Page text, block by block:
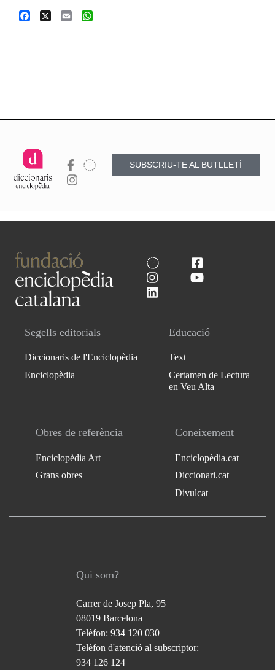
Facebook Email
SUBSCRIU-TE AL BUTLLETÍ
Segells editorials
Diccionaris de l'Enciclopèdia
Enciclopèdia
Educació
Text
Certamen de Lectura
en Veu Alta
Obres de referència
Enciclopèdia Art
Grans obres
Coneixement
Enciclopèdia.cat
Diccionari.cat
Divulcat
Qui som?
Carrer de Josep Pla, 95
08019 Barcelona
Telèfon: 934 120 030
Telèfon d'atenció al subscriptor:
934 126 124